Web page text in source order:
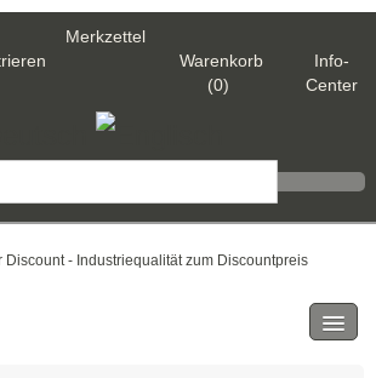
Merkzettel
Warenkorb
(0)
Info-
Center